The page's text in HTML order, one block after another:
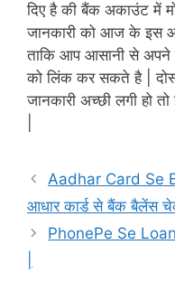
दिए है की बैंक अकाउंट में
जानकारी को आज के इस
ताकि आप आसानी से अपने
को लिंक कर सकते है |
जानकारी अच्छी लगी हो
Aadhar Card Se
आधार कार्ड से बैंक बैलेंस
PhonePe Se